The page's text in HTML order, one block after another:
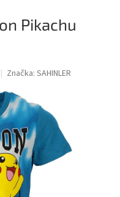
Pikachu
Značka: SAHINLER